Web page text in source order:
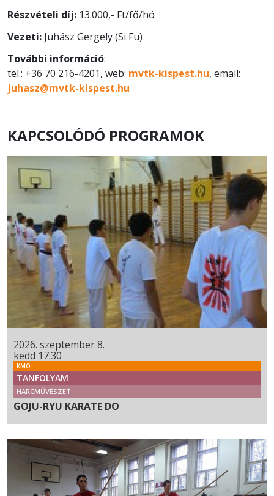
Részvételi díj: 13.000,- Ft/fő/hó
Vezeti: Juhász Gergely (Si Fu)
További információ:
tel.: +36 70 216-4201, web: mvtk-kispest.hu, email:
juhasz@mvtk-kispest.hu
KAPCSOLÓDÓ PROGRAMOK
2026. szeptember 8.
kedd 17:30
KMO
TANFOLYAM
HARCMŰVÉSZET
GOJU-RYU KARATE DO